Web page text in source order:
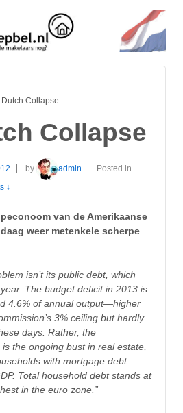
Collapse
Collapse
by admin
Posted in
↓
van de Amerikaanse
weer metenkele scherpe
isn’t its public debt, which
The budget deficit in 2013 is
4.6% of annual output—higher
3% ceiling but hardly
days. Rather, the
is the ongoing bust in real estate,
with mortgage debt
Total household debt stands at
in the euro zone.”